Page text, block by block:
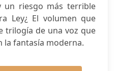
un riesgo más terrible
Ley¿ El volumen que
trilogía de una voz que
la fantasía moderna.